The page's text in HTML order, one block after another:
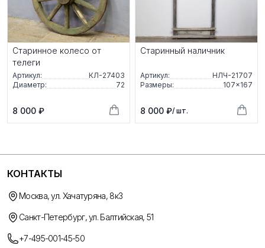
Старинное колесо от
телеги
Артикул:
КЛ-27403
Диаметр:
72
8 000 ₽
Старинный наличник
Артикул:
НЛЧ-21707
Размеры:
107×167
8 000 ₽/ шт.
КОНТАКТЫ
Москва, ул. Хачатуряна, 8к3
Санкт-Петербург, ул. Балтийская, 51
+7-495-001-45-50